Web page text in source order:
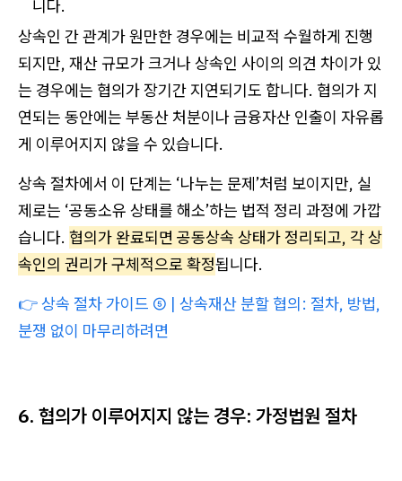
니다.
상속인 간 관계가 원만한 경우에는 비교적 수월하게 진행
되지만, 재산 규모가 크거나 상속인 사이의 의견 차이가 있
는 경우에는 협의가 장기간 지연되기도 합니다. 협의가 지
연되는 동안에는 부동산 처분이나 금융자산 인출이 자유롭
게 이루어지지 않을 수 있습니다.
상속 절차에서 이 단계는 ‘나누는 문제’처럼 보이지만, 실
제로는 ‘공동소유 상태를 해소’하는 법적 정리 과정에 가깝
습니다. 협의가 완료되면 공동상속 상태가 정리되고, 각 상
속인의 권리가 구체적으로 확정됩니다.
👉상속 절차 가이드 ⑤ | 상속재산 분할 협의: 절차, 방법,
분쟁 없이 마무리하려면
6. 협의가 이루어지지 않는 경우: 가정법원 절차